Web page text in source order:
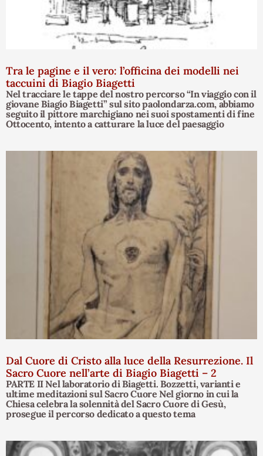
Tra le pagine e il vero: l’officina dei modelli nei
taccuini di Biagio Biagetti
Nel tracciare le tappe del nostro percorso “In viaggio con il
giovane Biagio Biagetti” sul sito paolondarza.com, abbiamo
seguito il pittore marchigiano nei suoi spostamenti di fine
Ottocento, intento a catturare la luce del paesaggio
Dal Cuore di Cristo alla luce della Resurrezione. Il
Sacro Cuore nell’arte di Biagio Biagetti – 2
PARTE II Nel laboratorio di Biagetti. Bozzetti, varianti e
ultime meditazioni sul Sacro Cuore Nel giorno in cui la
Chiesa celebra la solennità del Sacro Cuore di Gesù,
prosegue il percorso dedicato a questo tema